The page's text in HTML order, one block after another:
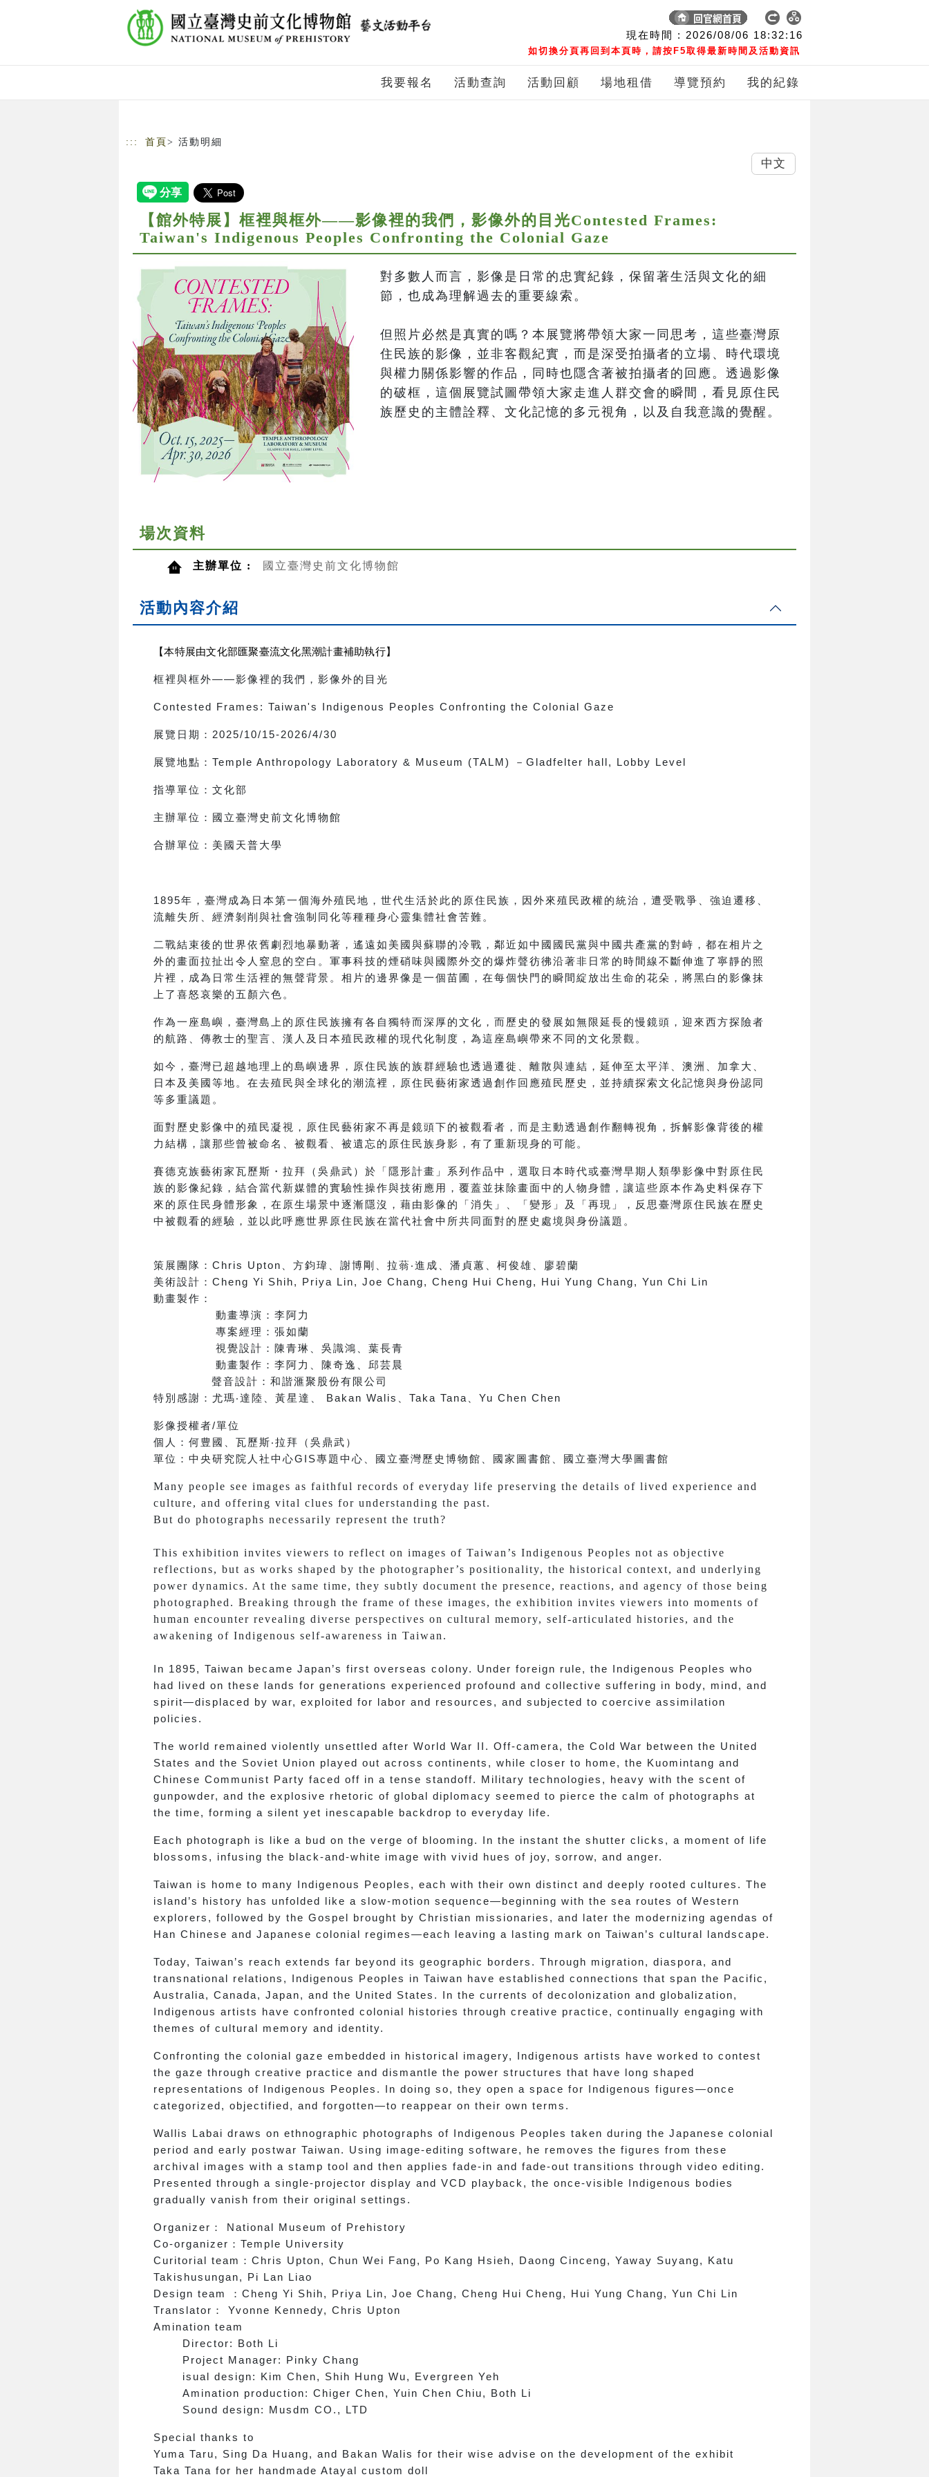
現在時間 : 2026/08/06 18:32:17
如切換分頁再回到本頁時，請按F5取得最新時間及活動資訊
我要報名 活動查詢 活動回顧 場地租借 導覽預約 我的紀錄
::: 首頁 > 活動明細
【館外特展】框裡與框外——影像裡的我們，影像外的目光Contested Frames:
Taiwan's Indigenous Peoples Confronting the Colonial Gaze
對多數人而言，影像是日常的忠實紀錄，保留著生活與文化的細
節，也成為理解過去的重要線索。
但照片必然是真實的嗎？本展覽將帶領大家一同思考，這些臺灣原
住民族的影像，並非客觀紀實，而是深受拍攝者的立場、時代環境
與權力關係影響的作品，同時也隱含著被拍攝者的回應。透過影像
的破框，這個展覽試圖帶領大家走進人群交會的瞬間，看見原住民
族歷史的主體詮釋、文化記憶的多元視角，以及自我意識的覺醒。
場次資料
主辦單位 : 國立臺灣史前文化博物館
活動內容介紹
【本特展由文化部匯聚臺流文化黑潮計畫補助執行】
框裡與框外——影像裡的我們，影像外的目光
Contested Frames: Taiwan's Indigenous Peoples Confronting the Colonial Gaze
展覽日期： 2025/10/15-2026/4/30
展覽地點： Temple Anthropology Laboratory & Museum (TALM) － Gladfelter hall, Lobby Level
指導單位：文化部
主辦單位：國立臺灣史前文化博物館
合辦單位：美國天普大學
1895年，臺灣成為日本第一個海外殖民地，世代生活於此的原住民族，因外來殖民政權的統治，遭受戰爭、強迫遷移、
流離失所、經濟剝削與社會強制同化等種種身心靈集體社會苦難。
二戰結束後的世界依舊劇烈地暴動著，遙遠如美國與蘇聯的冷戰，鄰近如中國國民黨與中國共產黨的對峙，都在相片之
外的畫面拉扯出令人窒息的空白。軍事科技的煙硝味與國際外交的爆炸聲彷彿沿著非日常的時間線不斷伸進了寧靜的照
片裡，成為日常生活裡的無聲背景。相片的邊界像是一個苗圃，在每個快門的瞬間綻放出生命的花朵，將黑白的影像抹
上了喜怒哀樂的五顏六色。
作為一座島嶼，臺灣島上的原住民族擁有各自獨特而深厚的文化，而歷史的發展如無限延長的慢鏡頭，迎來西方探險者
的航路、傳教士的聖言、漢人及日本殖民政權的現代化制度，為這座島嶼帶來不同的文化景觀。
如今，臺灣已超越地理上的島嶼邊界，原住民族的族群經驗也透過遷徙、離散與連結，延伸至太平洋、澳洲、加拿大、
日本及美國等地。在去殖民與全球化的潮流裡，原住民藝術家透過創作回應殖民歷史，並持續探索文化記憶與身份認同
等多重議題。
面對歷史影像中的殖民凝視，原住民藝術家不再是鏡頭下的被觀看者，而是主動透過創作翻轉視角，拆解影像背後的權
力結構，讓那些曾被命名、被觀看、被遺忘的原住民族身影，有了重新現身的可能。
賽德克族藝術家瓦歷斯・拉拜（吳鼎武）於「隱形計畫」系列作品中，選取日本時代或臺灣早期人類學影像中對原住民
族的影像紀錄，結合當代新媒體的實驗性操作與技術應用，覆蓋並抹除畫面中的人物身體，讓這些原本作為史料保存下
來的原住民身體形象，在原生場景中逐漸隱沒，藉由影像的「消失」、「變形」及「再現」，反思臺灣原住民族在歷史
中被觀看的經驗，並以此呼應世界原住民族在當代社會中所共同面對的歷史處境與身份議題。
策展團隊： Chris Upton 、方鈞瑋、謝博剛、拉蓊 ‧進成、潘貞蕙、柯俊雄、廖碧蘭
美術設計： Cheng Yi Shih, Priya Lin, Joe Chang, Cheng Hui Cheng, Hui Yung Chang, Yun Chi Lin
動畫製作：
動畫導演：李阿力
專案經理：張如蘭
視覺設計：陳青琳、吳識鴻、葉長青
動畫製作：李阿力、陳奇逸、邱芸晨
聲音設計：和諧滙聚股份有限公司
特別感謝： 尤瑪‧達陸、黃星達 、 Bakan Walis 、 Taka Tana、 Yu Chen Chen
影像授權者/單位
個人： 何豊國、 瓦歷斯‧拉拜（吳鼎武）
單位： 中央研究院人社中心GIS專題中心、 國立臺灣歷史博物館、 國家圖書館、 國立臺灣大學圖書館
Many people see images as faithful records of everyday life preserving the details of lived experience and
culture, and offering vital clues for understanding the past.
But do photographs necessarily represent the truth?
This exhibition invites viewers to reflect on images of Taiwan’s Indigenous Peoples not as objective
reflections, but as works shaped by the photographer’s positionality, the historical context, and underlying
power dynamics. At the same time, they subtly document the presence, reactions, and agency of those being
photographed. Breaking through the frame of these images, the exhibition invites viewers into moments of
human encounter revealing diverse perspectives on cultural memory, self-articulated histories, and the
awakening of Indigenous self-awareness in Taiwan.
In 1895, Taiwan became Japan’s first overseas colony. Under foreign rule, the Indigenous Peoples who
had lived on these lands for generations experienced profound and collective suffering in body, mind, and
spirit—displaced by war, exploited for labor and resources, and subjected to coercive assimilation
policies.
The world remained violently unsettled after World War II. Off-camera, the Cold War between the United
States and the Soviet Union played out across continents, while closer to home, the Kuomintang and
Chinese Communist Party faced off in a tense standoff. Military technologies, heavy with the scent of
gunpowder, and the explosive rhetoric of global diplomacy seemed to pierce the calm of photographs at
the time, forming a silent yet inescapable backdrop to everyday life.
Each photograph is like a bud on the verge of blooming. In the instant the shutter clicks, a moment of life
blossoms, infusing the black-and-white image with vivid hues of joy, sorrow, and anger.
Taiwan is home to many Indigenous Peoples, each with their own distinct and deeply rooted cultures. The
island’s history has unfolded like a slow-motion sequence—beginning with the sea routes of Western
explorers, followed by the Gospel brought by Christian missionaries, and later the modernizing agendas of
Han Chinese and Japanese colonial regimes—each leaving a lasting mark on Taiwan’s cultural landscape.
Today, Taiwan’s reach extends far beyond its geographic borders. Through migration, diaspora, and
transnational relations, Indigenous Peoples in Taiwan have established connections that span the Pacific,
Australia, Canada, Japan, and the United States. In the currents of decolonization and globalization,
Indigenous artists have confronted colonial histories through creative practice, continually engaging with
themes of cultural memory and identity.
Confronting the colonial gaze embedded in historical imagery, Indigenous artists have worked to contest
the gaze through creative practice and dismantle the power structures that have long shaped
representations of Indigenous Peoples. In doing so, they open a space for Indigenous figures—once
categorized, objectified, and forgotten—to reappear on their own terms.
Wallis Labai draws on ethnographic photographs of Indigenous Peoples taken during the Japanese colonial
period and early postwar Taiwan. Using image-editing software, he removes the figures from these
archival images with a stamp tool and then applies fade-in and fade-out transitions through video editing.
Presented through a single-projector display and VCD playback, the once-visible Indigenous bodies
gradually vanish from their original settings.
Organizer ：
National Museum of Prehistory
Co-organizer ： Temple University
Curitorial team ： Chris Upton, Chun Wei Fang, Po Kang Hsieh, Daong Cinceng, Yaway Suyang, Katu
Takishusungan, Pi Lan Liao
Design team
： Cheng Yi Shih, Priya Lin, Joe Chang, Cheng Hui Cheng, Hui Yung Chang, Yun Chi Lin
Translator ：
Yvonne Kennedy, Chris Upton
Amination team
Director: Both Li
Project Manager: Pinky Chang
isual design: Kim Chen, Shih Hung Wu, Evergreen Yeh
Amination production: Chiger Chen, Yuin Chen Chiu, Both Li
Sound design: Musdm CO., LTD
Special thanks to
Yuma Taru, Sing Da Huang, and Bakan Walis for their wise advise on the development of the exhibit
Taka Tana for her handmade Atayal custom doll